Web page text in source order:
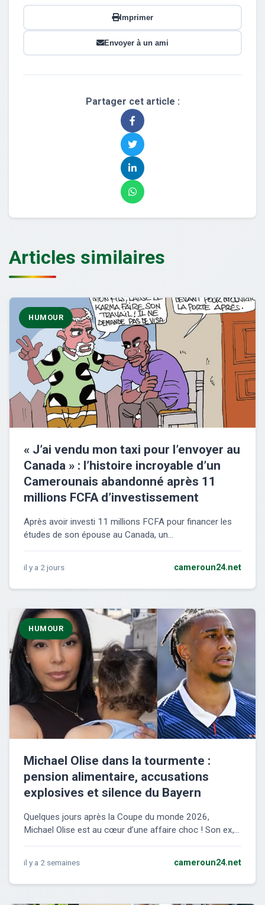
Imprimer
Envoyer à un ami
Partager cet article :
Articles similaires
HUMOUR
« J’ai vendu mon taxi pour l’envoyer au
Canada » : l’histoire incroyable d’un
Camerounais abandonné après 11
millions FCFA d’investissement
Après avoir investi 11 millions FCFA pour financer les
études de son épouse au Canada, un...
il y a 2 jours cameroun24.net
HUMOUR
Michael Olise dans la tourmente :
pension alimentaire, accusations
explosives et silence du Bayern
Quelques jours après la Coupe du monde 2026,
Michael Olise est au cœur d’une affaire choc ! Son ex,...
il y a 2 semaines cameroun24.net